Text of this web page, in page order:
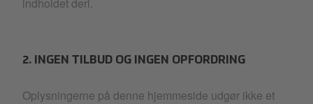
2. INGEN TILBUD OG INGEN OPFORDRING
Oplysningerne på denne hjemmeside udgør ikke et